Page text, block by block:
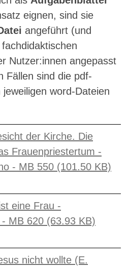
eignen, sind sie
angeführt (und
Nutzer:innen angepasst
Fällen sind die pdf-
jeweiligen word-Dateien
der Kirche. Die
Frauenpriestertum -
- MB 550 (101.50 KB)
eine Frau -
MB 620 (63.93 KB)
nicht wollte (E.